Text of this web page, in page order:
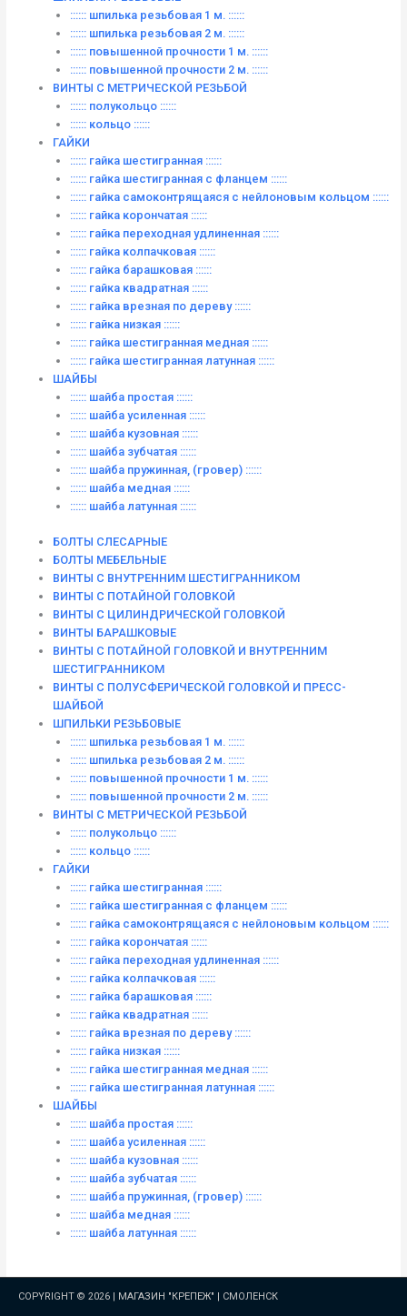
:::::: шпилька резьбовая 1 м. ::::::
:::::: шпилька резьбовая 2 м. ::::::
:::::: повышенной прочности 1 м. ::::::
:::::: повышенной прочности 2 м. ::::::
ВИНТЫ C МЕТРИЧЕСКОЙ РЕЗЬБОЙ
:::::: полукольцо ::::::
:::::: кольцо ::::::
ГАЙКИ
:::::: гайка шестигранная ::::::
:::::: гайка шестигранная с фланцем ::::::
:::::: гайка самоконтрящаяся с нейлоновым кольцом ::::::
:::::: гайка корончатая ::::::
:::::: гайка переходная удлиненная ::::::
:::::: гайка колпачковая ::::::
:::::: гайка барашковая ::::::
:::::: гайка квадратная ::::::
:::::: гайка врезная по дереву ::::::
:::::: гайка низкая ::::::
:::::: гайка шестигранная медная ::::::
:::::: гайка шестигранная латунная ::::::
ШАЙБЫ
:::::: шайба простая ::::::
:::::: шайба усиленная ::::::
:::::: шайба кузовная ::::::
:::::: шайба зубчатая ::::::
:::::: шайба пружинная, (гровер) ::::::
:::::: шайба медная ::::::
:::::: шайба латунная ::::::
БОЛТЫ СЛЕСАРНЫЕ
БОЛТЫ МЕБЕЛЬНЫЕ
ВИНТЫ С ВНУТРЕННИМ ШЕСТИГРАННИКОМ
ВИНТЫ С ПОТАЙНОЙ ГОЛОВКОЙ
ВИНТЫ С ЦИЛИНДРИЧЕСКОЙ ГОЛОВКОЙ
ВИНТЫ БАРАШКОВЫЕ
ВИНТЫ С ПОТАЙНОЙ ГОЛОВКОЙ И ВНУТРЕННИМ
ШЕСТИГРАННИКОМ
ВИНТЫ С ПОЛУСФЕРИЧЕСКОЙ ГОЛОВКОЙ И ПРЕСС-
ШАЙБОЙ
ШПИЛЬКИ РЕЗЬБОВЫЕ
:::::: шпилька резьбовая 1 м. ::::::
:::::: шпилька резьбовая 2 м. ::::::
:::::: повышенной прочности 1 м. ::::::
:::::: повышенной прочности 2 м. ::::::
ВИНТЫ C МЕТРИЧЕСКОЙ РЕЗЬБОЙ
:::::: полукольцо ::::::
:::::: кольцо ::::::
ГАЙКИ
:::::: гайка шестигранная ::::::
:::::: гайка шестигранная с фланцем ::::::
:::::: гайка самоконтрящаяся с нейлоновым кольцом ::::::
:::::: гайка корончатая ::::::
:::::: гайка переходная удлиненная ::::::
:::::: гайка колпачковая ::::::
:::::: гайка барашковая ::::::
:::::: гайка квадратная ::::::
:::::: гайка врезная по дереву ::::::
:::::: гайка низкая ::::::
:::::: гайка шестигранная медная ::::::
:::::: гайка шестигранная латунная ::::::
ШАЙБЫ
:::::: шайба простая ::::::
:::::: шайба усиленная ::::::
:::::: шайба кузовная ::::::
:::::: шайба зубчатая ::::::
:::::: шайба пружинная, (гровер) ::::::
:::::: шайба медная ::::::
:::::: шайба латунная ::::::
COPYRIGHT © 2026 | МАГАЗИН "КРЕПЕЖ" | СМОЛЕНСК